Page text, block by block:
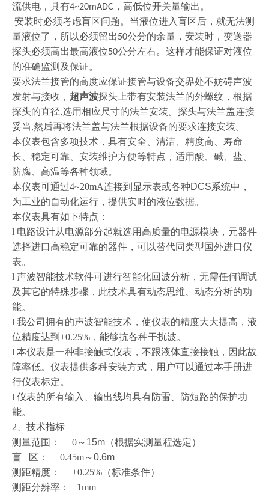
流供电，具有4~20mADC ，高低位开关量输出。
安装时必须考虑盲区问题。当液位进入盲区后，就无法测
量液位了，所以必须留出50公分的余量，安装时，变送器
探头必须高出最高液位50公分左右。这样才能保证对液位
的准确监测及保证。
要求法兰接管的高度应保证接管与设备交界处不妨碍声波
发射与接收， 超声波探头上带有安装法兰的外螺纹，根据
探头的直径,选用相应尺寸的法兰安装。探头与法兰盖连接
妥当,然后再将法兰盖与法兰根据设备的要求连接安装。
本仪表包含多项技术，具有安全、清洁、精度高、寿命
长、稳定可靠、安装维护方便等特点，适用酸、碱、盐、
防腐、高温等各种领域。
本仪表可通过4~20mA连接到显示表或各种DCS系统中，
为工业的自动化运行，提供实时的液位数据。
本仪表具有如下特点：
l 电路设计从电源部分起就选用高质量的电源模块，元器件
选择进口高稳定可靠的器件，可以替代同类型国外进口仪
表。
l 声波智能技术软件可进行智能化回波分析，无需任何调试
及其它的特殊步骤，此技术具有动态思维、动态分析的功
能。
l 我公司拥有的声波智能技术，使仪表的精度大大提高，液
位精度达到 ±0.25% ，能够抗各种干扰波。
l 本仪表是一种非接触式仪表，不跟液体直接接触，因此故
障率低。仪表提供多种安装方式，用户可以通过本手册进
行仪表标定。
l 仪表的所有输入、输出线均具有防雷、防短路的保护功
能。
2 、技术指标
测量范围：
0～ 15m （根据实测量程选定）
盲
区： 0.45m～0.6m
测距精度：
±0.25% （标准条件）
测距分辨率：
1mm